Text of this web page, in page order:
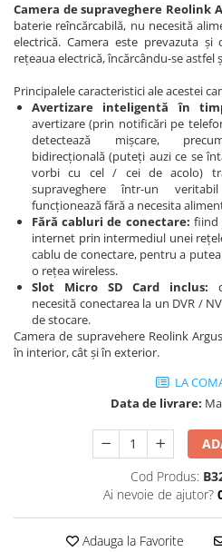
Camera de supraveghere Reolink
baterie reîncărcabilă, nu necesită
electrică. Camera este prevazuta
rețeaua electrică, încărcându-se astfel
Principalele caracteristici ale acestei
Avertizare inteligentă în
avertizare (prin notificări pe
detectează mișcare,
bidirecțională (puteți auzi ce se
vorbi cu cel / cei de acolo)
supraveghere într-un
funcționează fără a necesita
Fără cabluri de conectare: fiind
internet prin intermediul unei
cablu de conectare, pentru a
o rețea wireless.
Slot Micro SD Card inclus:
necesită conectarea la un DVR /
de stocare.
Camera de supravehere Reolink
în interior, cât și în exterior.
LA
Data de livrare:
Cod Produs:
Ai nevoie de ajutor?
Adauga la Favorite